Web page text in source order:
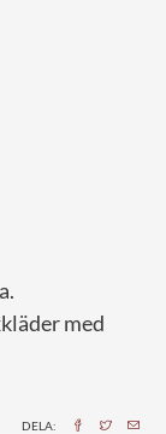
med
DELA: